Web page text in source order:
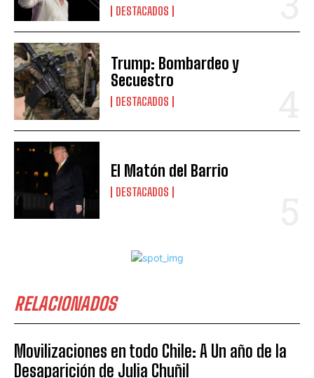
DESTACADOS
Trump: Bombardeo y
Secuestro
DESTACADOS
El Matón del Barrio
DESTACADOS
RELACIONADOS
Movilizaciones en todo Chile: A Un año de la
Desaparición de Julia Chuñil